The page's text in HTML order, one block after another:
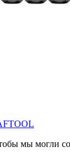
мы могли